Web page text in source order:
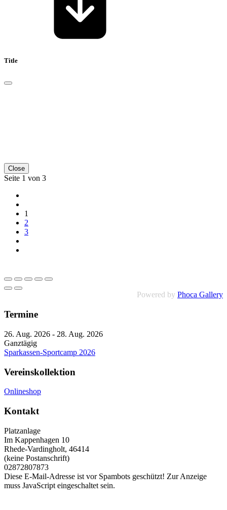
Title
Close
Seite 1 von 3
1
2
3
Powered by Phoca Gallery
Termine
26. Aug. 2026 - 28. Aug. 2026
Ganztägig
Sparkassen-Sportcamp 2026
Vereinskollektion
Onlineshop
Kontakt
Platzanlage
Im Kappenhagen 10
Rhede-Vardingholt, 46414
(keine Postanschrift)
02872807873
Diese E-Mail-Adresse ist vor Spambots geschützt! Zur Anzeige
muss JavaScript eingeschaltet sein.